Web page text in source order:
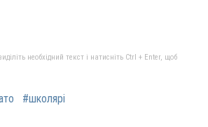
необхідний текст і натисніть Ctrl + Enter, щоб
#школярі